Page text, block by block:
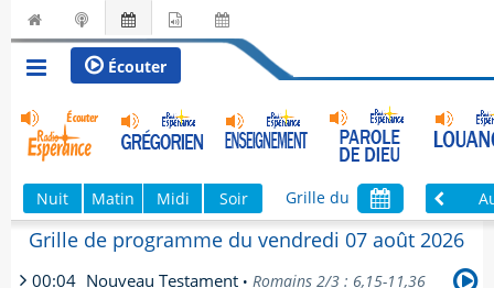
Écouter
Nuit Matin Midi Soir Grille du
Grille de programme du vendredi 07 août 2026
00:04 Nouveau Testament • Romains 2/3 : 6,15-11,36